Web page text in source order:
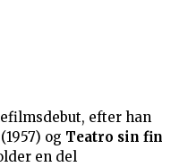
efter han
og Teatro sin fin
en del